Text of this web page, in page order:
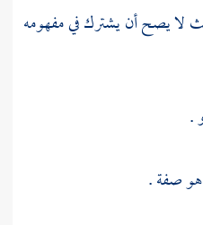
لا يصح أن يشترك في مفهومه
.
هو صفة .